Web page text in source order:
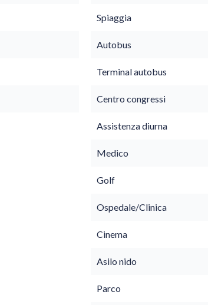
Spiaggia
Autobus
Terminal autobus
Centro congressi
Assistenza diurna
Medico
Golf
Ospedale/Clinica
Cinema
Asilo nido
Parco